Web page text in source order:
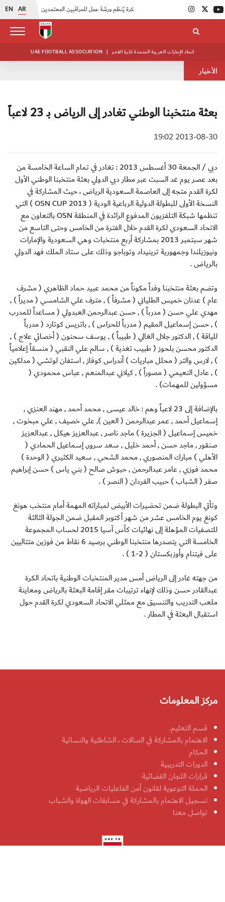
EN AR |
UAE FOOTBALL ASSOCIATION | اتحاد الإمارات العربية المتحدة لكرة القدم
الأخبار
بعثة منتخبنا الوطني تغادر إلى الرياض بـ 23 لاعباً
2013-08-30 19:02
دبي / الجمعة 30 أغسطس 2013 : تغادر في تمام الساعة الخامسة من
بعد عصر يوم غد السبت عبر مطار دبي الدولي بعثة منتخبنا الوطني الأول
لكرة القدم متجه إلى العاصمة السعودية الرياض ، حيث المشاركة في
النسخة الأولى للبطولة الدولية الرباعية الودية ( OSN CUP 2013 ) التي
تنظمها شبكة التلفزيون المدفوع الرائدة في المنطقة OSN بالتعاون مع
الاتحاد السعودي لكرة القدم خلال الفترة من الخامس وحتى التاسع من
شهر سبتمبر 2013 بمشاركة أربع منتخبات وهي السعودية والإمارات
ونيوزيلندا وجمهورية ترينيداد وتوباجو وذلك على ستاد الملك فهد الدولي
بالرياض .
وتضم بعثة منتخبنا وفداً مكوناً من محمد عبيد حماد الظاهري ( مشرف
عام ) عدنان خميس الطلياني ( مشرفاً ) , مترف علي الشامسي ( مديراً ) ,
مهدي علي حسن ( مدرباً ) , حسن عبدالرحمن العبدولي ( مساعداً للمدرب
) , حسن إسماعيل المقيم ( مدرباً للحراس ) , باتريس كوتارد ( مدرباً
للياقة ) , الدكتور جلال الغالي ( طبيباً ) , يوسف سحنون ( أخصائي علاج ) ,
الدكتور محسن بلحوز ( طبيب تغذية ) , سالم علي النقبي ( منسقاً إعلامياً
) , لارس والتر ( محلل مباريات ) أندراس كوفاز , استفان لوتشي ( مدلكين
) , عادل النعيمي ( مصوراً ) , كيلاني عبدالمنعم , عباس محمودي (
مسؤولين للمهمات) .
بالإضافة إلى 23 لاعباً وهم : خالد عيسى , محمد أحمد , مهند العنزي ,
إسماعيل أحمد , عمر عبدالرحمن ( العين ), علي خصيف , علي مبخوت ,
خميس إسماعيل ( الجزيرة ) ماجد ناصر , عبدالعزيز هيكل , عبدالعزيز
صنقور , ماجد حسن , أحمد خليل , سعد سرور, إسماعيل الحمادي (
الأهلي ) مبارك المنصوري , محمد الشحي , سعيد الكثيري ( الوحدة )
محمد فوزي , عامر عبدالرحمن , حبوش صالح ( بني ياس ) حسن إبراهيم
صفر ( الشباب ) حبيب الفردان ( النصر ) .
وتأتي البطولة ضمن تحضيرات الأبيض لمباراته المهمة أمام منتخب هونغ
كونغ يوم الخامس عشر من شهر أكتوبر المقبل ضمن الجولة الثالثة
للتصفيات المؤهلة إلى نهائيات كأس آسيا 2015 لحساب المجموعة
الخامسة التي يتصدرها منتخبنا الوطني برصيد 6 نقاط من فوزين متتاليين
على فيتنام وأوزبكستان ( 2-1 ) .
من جهته غادر إلى الرياض أمس مدير المنتخبات الوطنية باتحاد الكرة
عبدالقادر حسن وذلك لإنهاء ترتيبات مقر إقامة البعثة بالرياض ومعاينة
ملعب التدريب والتنسيق مع ممثلي الاتحاد السعودي لكرة القدم حول
استقبال البعثة في المطار .
مركز المعلومات
قسم التعليم.
الاهتمام بالمشاركة في الصالات ، الشاطئية والنسائية
الحكام
الدورات التدريبية
قرارات اللجان القضائية
الحملة التوعوية لقانون أمن الفاعليات الرياضية
تسجيل الاهتمام بالمشاركة في مسابقات الهواة والشباب
تواصل معنا